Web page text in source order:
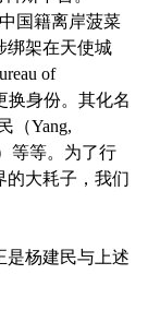
国籍离岸菠菜
绑架在天使城
of
换身份。其化名
（Yang,
等等。为了行
的大耗子，我们
是杨建民与上述